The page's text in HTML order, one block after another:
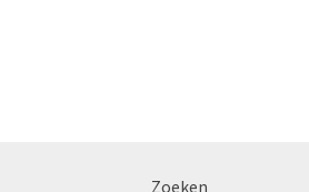
Zoeken